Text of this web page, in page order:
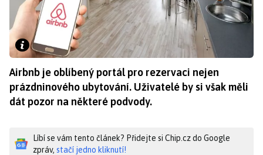
Airbnb je oblíbený portál pro rezervaci nejen
prázdninového ubytování. Uživatelé by si však měli
dát pozor na některé podvody.
Líbí se vám tento článek? Přidejte si Chip.cz do Google
zpráv, stačí jedno kliknutí!